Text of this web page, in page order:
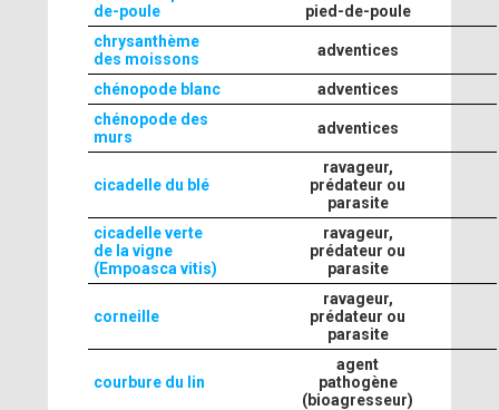
de-poule
pied-de-poule
chrysanthème
des moissons
adventices
chénopode blanc
adventices
chénopode des
murs
adventices
cicadelle du blé
ravageur,
prédateur ou
parasite
cicadelle verte
de la vigne
(Empoasca vitis)
ravageur,
prédateur ou
parasite
corneille
ravageur,
prédateur ou
parasite
courbure du lin
agent
pathogène
(bioagresseur)